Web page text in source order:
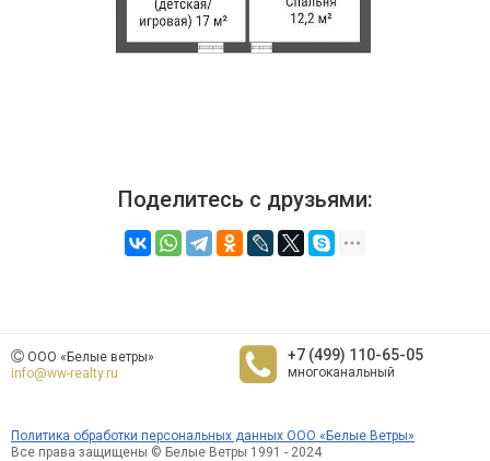
Поделитесь с друзьями:
ООО «Белые ветры»
info@ww-realty.ru
+7 (499) 110-65-05
многоканальный
Политика обработки персональных данных ООО «Белые Ветры»
Все права защищены © Белые Ветры 1991 - 2024